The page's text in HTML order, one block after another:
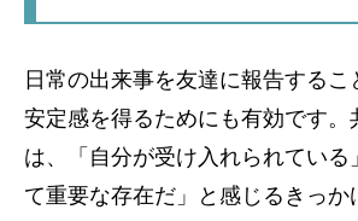
日常の出来事を友達に報告するこ
安定感を得るためにも有効です。
は、「自分が受け入れられている
て重要な存在だ」と感じるきっか